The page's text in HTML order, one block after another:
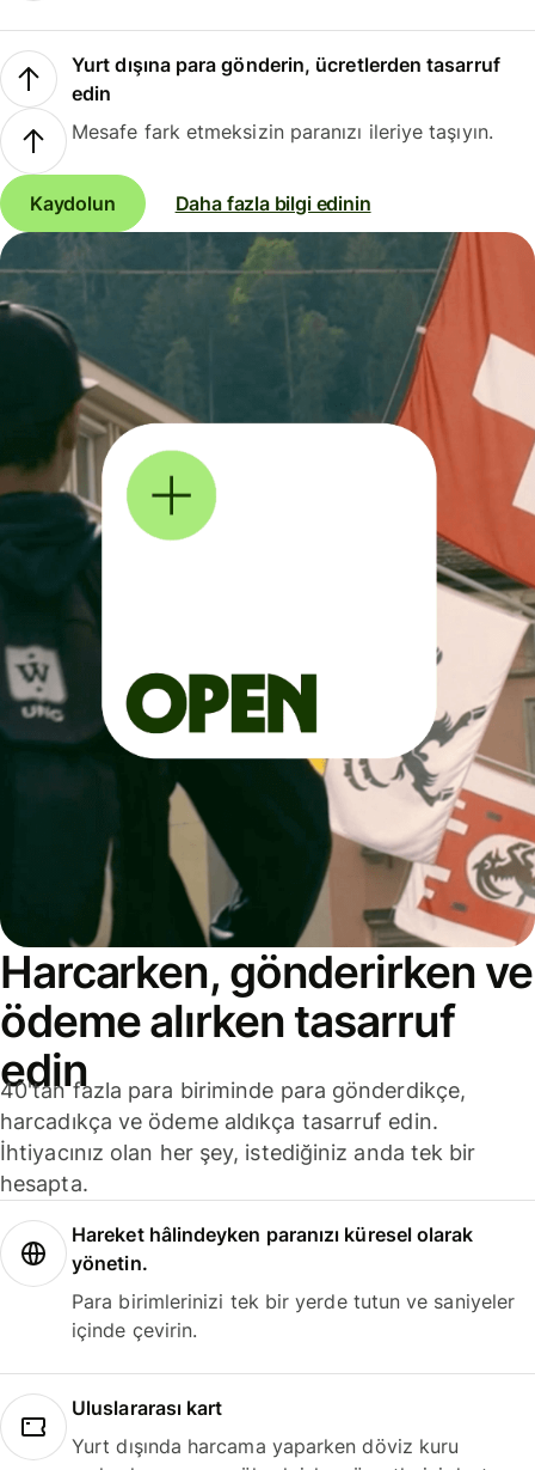
Yurt dışına para gönderin, ücretlerden tasarruf
edin
Mesafe fark etmeksizin paranızı ileriye taşıyın.
Kaydolun Daha fazla bilgi edinin
Harcarken, gönderirken ve
ödeme alırken tasarruf
edin
40'tan fazla para biriminde para gönderdikçe,
harcadıkça ve ödeme aldıkça tasarruf edin.
İhtiyacınız olan her şey, istediğiniz anda tek bir
hesapta.
Hareket hâlindeyken paranızı küresel olarak
yönetin.
Para birimlerinizi tek bir yerde tutun ve saniyeler
içinde çevirin.
Uluslararası kart
Yurt dışında harcama yaparken döviz kuru